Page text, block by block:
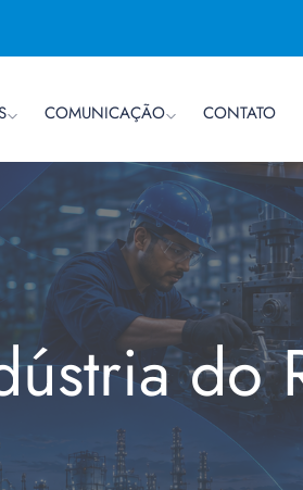
COMUNICAÇÃO CONTATO
do